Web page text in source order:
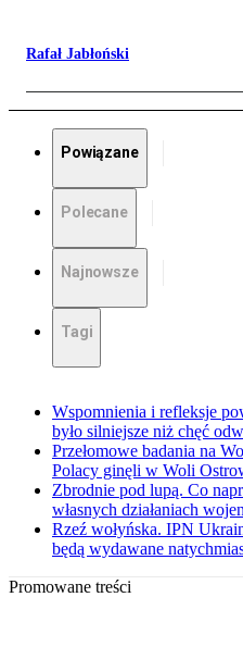
Rafał Jabłoński
Powiązane
Polecane
Najnowsze
Tagi
Wspomnienia i refleksje
było silniejsze niż chęć
Przełomowe badania na
Polacy ginęli w Woli
Zbrodnie pod lupą. Co
własnych działaniach
Rzeź wołyńska. IPN
będą wydawane
Promowane treści